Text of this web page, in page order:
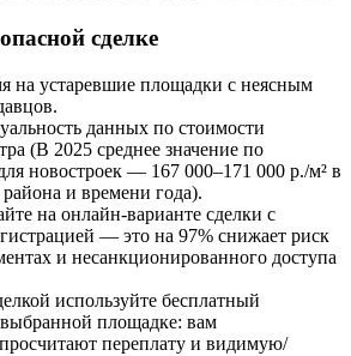
сделке
на устаревшие площадки с неясным
данных по стоимости
(В 2025 среднее значение по
новостроек — 167 000–171 000 р./м² в
и времени года).
на онлайн-варианте сделки с
— это на 97% снижает риск
и несанкционированного доступа
используйте бесплатный
выбранной площадке: вам
переплату и видимую/